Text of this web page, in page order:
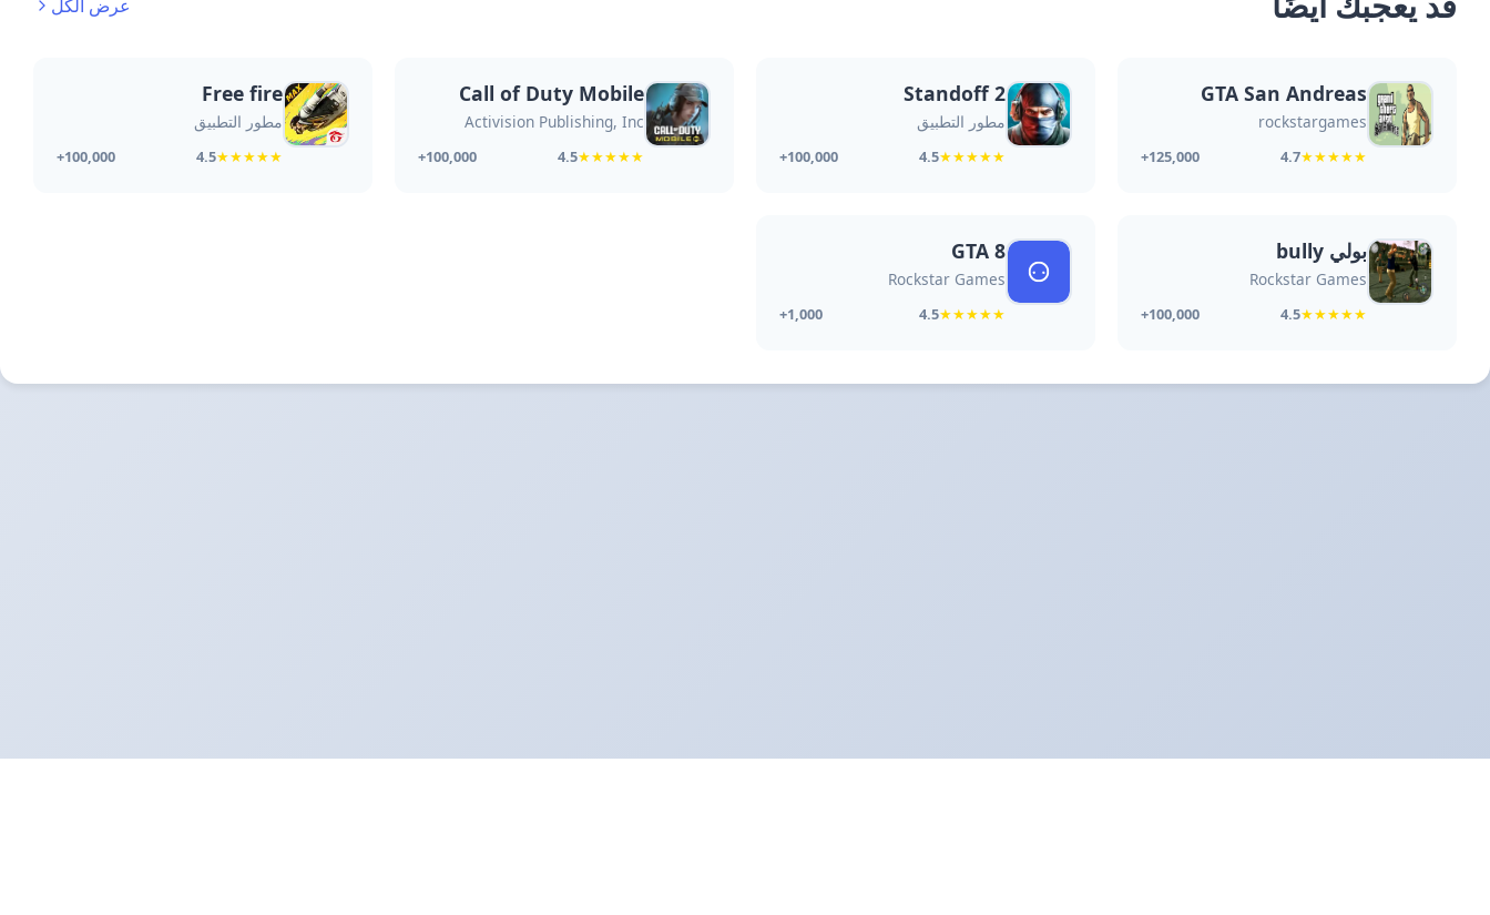
عرض الكل
GTA San Andreas
rockstargames
★
★
★
★
★
4.7
125,000+
Standoff 2
مطور التطبيق
★
★
★
★
★
4.5
100,000+
Call of Duty Mobile
Activision Publishing, Inc
★
★
★
★
★
4.5
100,000+
Free fire
مطور التطبيق
★
★
★
★
★
4.5
100,000+
بولي bully
Rockstar Games
★
★
★
★
★
4.5
100,000+
8 GTA
Rockstar Games
★
★
★
★
★
4.5
1,000+